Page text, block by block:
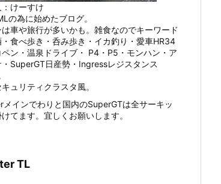
けーすけ
の為に始めたブログ。
は車や旅行が多いかも。雑食なのでキーワード
・食べ歩き・呑み歩き・イカ釣り・愛車HR34
ン・温泉ドライブ・ P4・P5・モンハン・ア
・SuperGT日産勢・Ingressレジスタンス
ュリティクラスタ風。
インでわりと国内のSuperGTは全サーキッ
けてます。宜しくお願いします。
TL